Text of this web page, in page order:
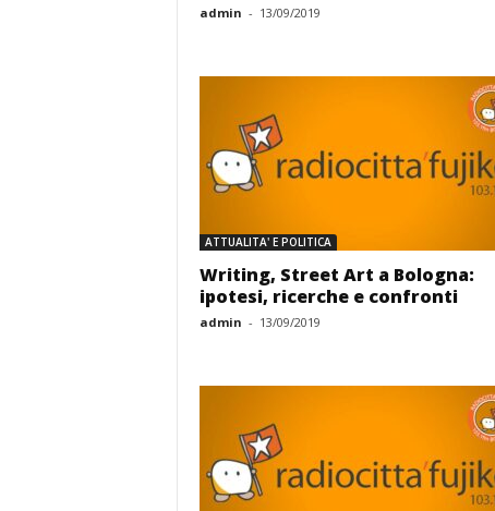
admin - 13/09/2019
ATTUALITA' E POLITICA
Writing, Street Art a Bologna:
ipotesi, ricerche e confronti
admin - 13/09/2019